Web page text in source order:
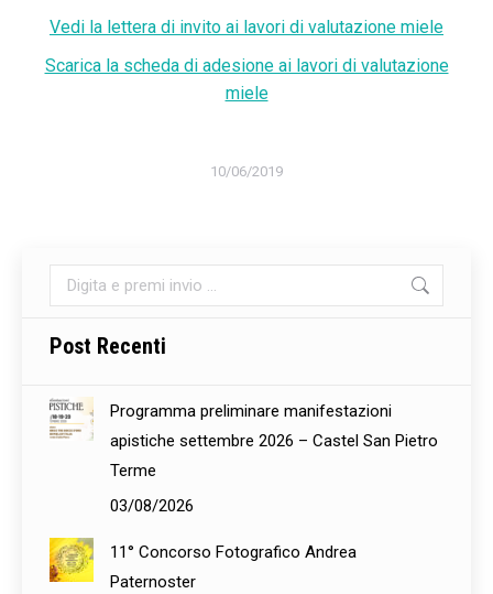
Vedi la lettera di invito ai lavori di valutazione miele
Scarica la scheda di adesione ai lavori di valutazione
miele
10/06/2019
Cerca:
Post Recenti
Programma preliminare manifestazioni
apistiche settembre 2026 – Castel San Pietro
Terme
03/08/2026
11° Concorso Fotografico Andrea
Paternoster